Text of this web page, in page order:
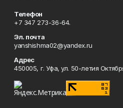
Телефон
+7 347 273-36-64.
Эл. почта
yanshishma02@yandex.ru
Адрес
450005, г. Уфа, ул. 50-летия